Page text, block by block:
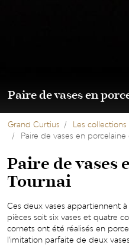
Paire de vases en
Grand Curtius Les
Paire de vases en porcelaine
Paire de vases
Tournai
Ces deux vases appartiennent
pièces soit six vases et quatre
cornets ont été réalisés en
l'imitation parfaite de deux